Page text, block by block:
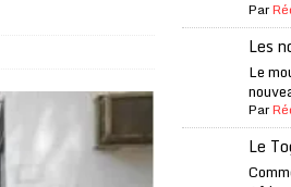
A LA UNE
courant
de la FIFA
A LA UNE
A LA UNE
ECONOMIE
Par
Les
Le
Par
Le